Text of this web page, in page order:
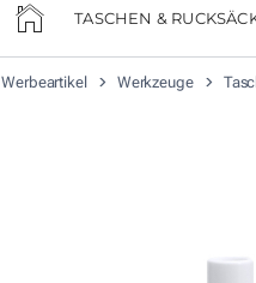
TASCHEN &
Werbeartikel Werkzeuge